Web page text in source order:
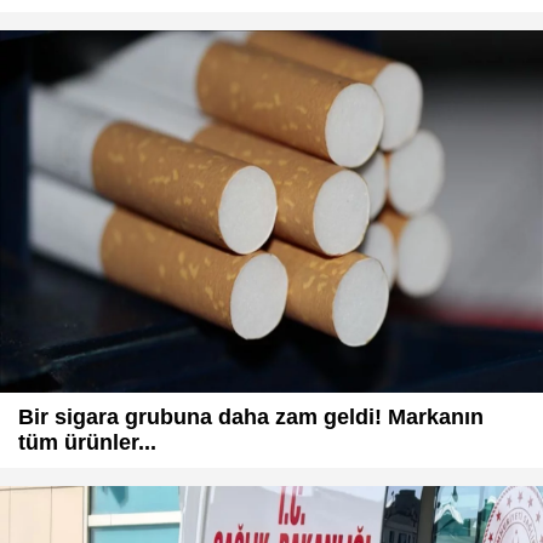
Bir sigara grubuna daha zam geldi! Markanın
tüm ürünler...